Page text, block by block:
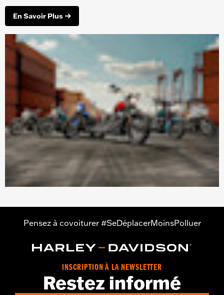
En Savoir Plus
Pensez à covoiturer #SeDéplacerMoinsPolluer
INSCRIPTION À LA NEWSLETTER
Restez informé